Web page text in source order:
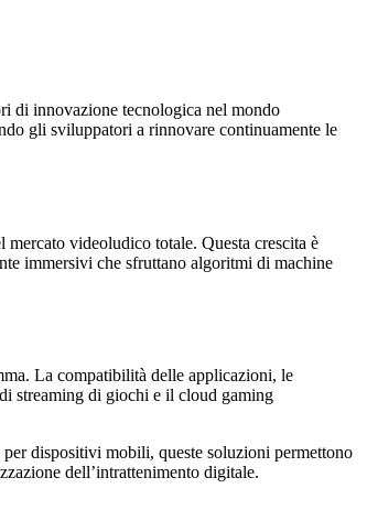
di innovazione tecnologica nel mondo
gli sviluppatori a rinnovare continuamente le
videoludico totale. Questa crescita è
immersivi che sfruttano algoritmi di machine
La compatibilità delle applicazioni, le
streaming di giochi e il cloud gaming
dispositivi mobili, queste soluzioni permettono
dell’intrattenimento digitale.